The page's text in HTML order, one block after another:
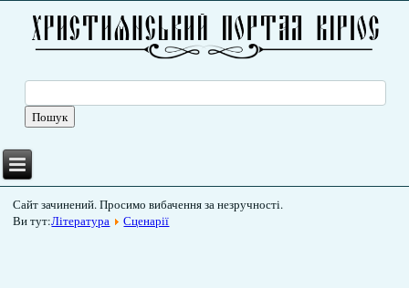
Сайт зачинений. Просимо вибачення за незручності.
Ви тут:Література Сценарії